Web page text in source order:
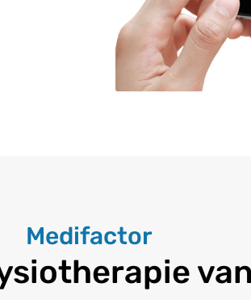
Medifactor